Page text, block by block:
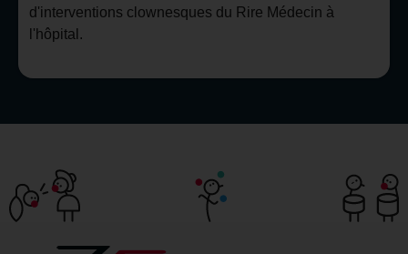
d'interventions clownesques du Rire Médecin à
l'hôpital.